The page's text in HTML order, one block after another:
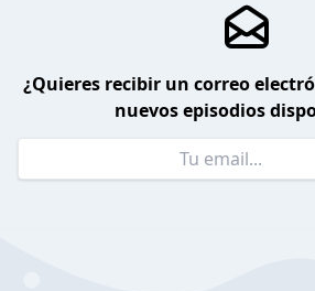
¿Quieres recibir un correo
nuevos episodios